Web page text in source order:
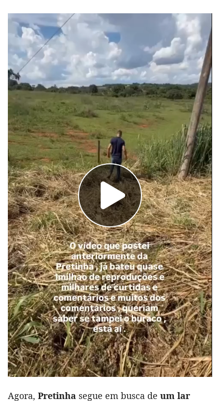
Agora, Pretinha segue em busca de um lar